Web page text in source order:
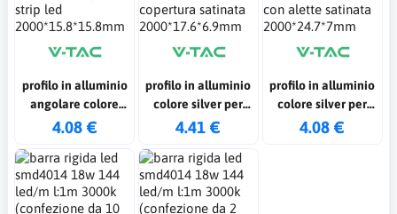
profilo in alluminio
angolare colore
silver per strip led
4.08 €
profilo in alluminio
colore silver per
strip led copertura
2000*17.6*6.9mm
4.41 €
profilo in alluminio
colore silver per
strip led con alette
4.08 €